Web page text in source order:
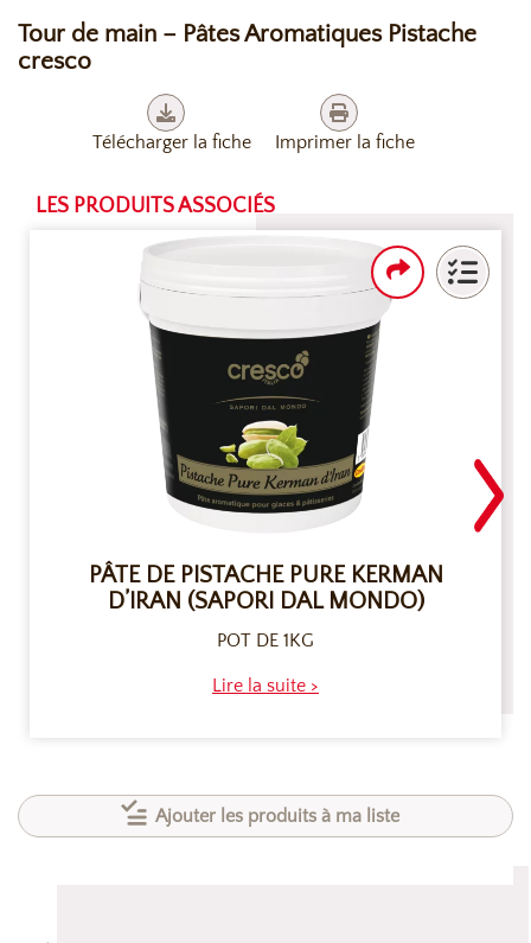
Tour de main – Pâtes Aromatiques Pistache
cresco
Télécharger la fiche Imprimer la fiche
LES PRODUITS ASSOCIÉS
PÂTE DE PISTACHE PURE KERMAN
D’IRAN (SAPORI DAL MONDO)
POT DE 1KG
Lire la suite >
Ajouter les produits à ma liste